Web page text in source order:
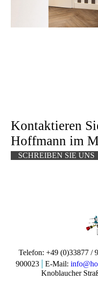
Kontaktieren
Hoffmann im
SCHREIBEN SIE UNS
Telefon: +49 (0)33877 /
900023 | E-Mail:
Knoblaucher